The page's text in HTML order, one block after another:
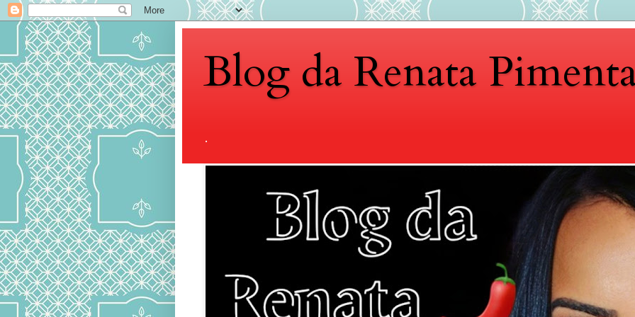
Blog da Renata
.